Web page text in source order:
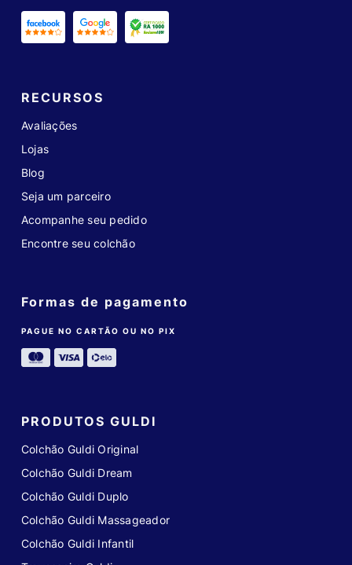
RECURSOS
Avaliações
Lojas
Blog
Seja um parceiro
Acompanhe seu pedido
Encontre seu colchão
Formas de pagamento
PAGUE NO CARTÃO OU NO PIX
PRODUTOS GULDI
Colchão Guldi Original
Colchão Guldi Dream
Colchão Guldi Duplo
Colchão Guldi Massageador
Colchão Guldi Infantil